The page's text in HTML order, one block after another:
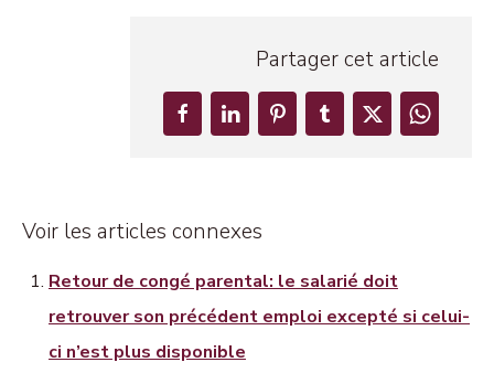
Partager cet article
Voir les articles connexes
Retour de congé parental: le salarié doit
retrouver son précédent emploi excepté si celui-
ci n’est plus disponible